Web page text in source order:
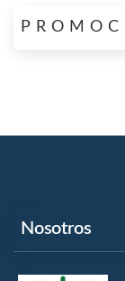
Nosotros